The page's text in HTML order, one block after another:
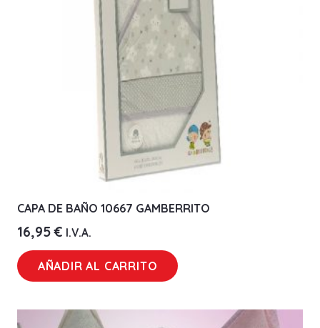
CAPA DE BAÑO 10667 GAMBERRITO
16,95€ I.V.A.
AÑADIR AL CARRITO